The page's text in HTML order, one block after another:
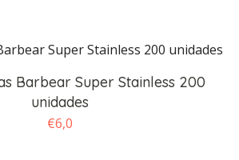
Barbear Super Stainless 200
unidades
€6,0